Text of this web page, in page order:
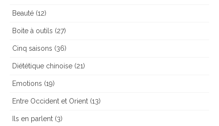
Beauté (12)
Boite à outils (27)
Cinq saisons (36)
Diététique chinoise (21)
Emotions (19)
Entre Occident et Orient (13)
Ils en parlent (3)